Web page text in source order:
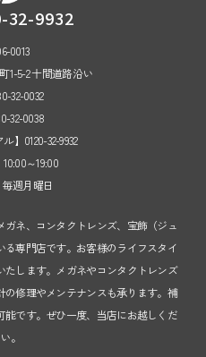
32-9932
0013
1-5-2 十間道路沿い
32-0032
32-0038
】0120-32-9932
～19:00
週月曜日
ネ、コンタクトレンズ、宝飾（ジュ
専門店です。お客様のライフスタイ
します。メガネやコンタクトレンズ
修理やメンテナンスも承ります。補
です。ぜひ一度、当店にお越しくだ
。